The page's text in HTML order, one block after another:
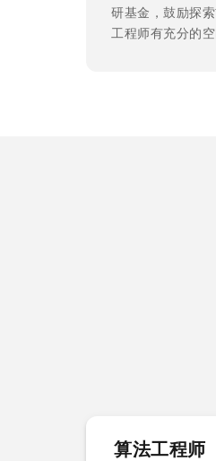
研基金，鼓励探
工程师有充分的
算法工程师